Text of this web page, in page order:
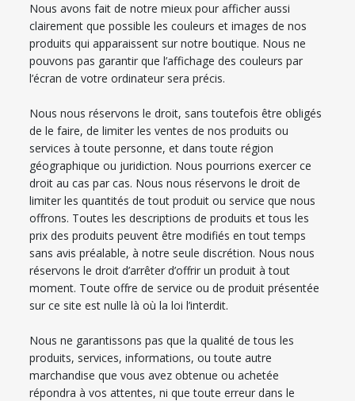
Nous avons fait de notre mieux pour afficher aussi
clairement que possible les couleurs et images de nos
produits qui apparaissent sur notre boutique. Nous ne
pouvons pas garantir que l’affichage des couleurs par
l’écran de votre ordinateur sera précis.
Nous nous réservons le droit, sans toutefois être obligés
de le faire, de limiter les ventes de nos produits ou
services à toute personne, et dans toute région
géographique ou juridiction. Nous pourrions exercer ce
droit au cas par cas. Nous nous réservons le droit de
limiter les quantités de tout produit ou service que nous
offrons. Toutes les descriptions de produits et tous les
prix des produits peuvent être modifiés en tout temps
sans avis préalable, à notre seule discrétion. Nous nous
réservons le droit d’arrêter d’offrir un produit à tout
moment. Toute offre de service ou de produit présentée
sur ce site est nulle là où la loi l’interdit.
Nous ne garantissons pas que la qualité de tous les
produits, services, informations, ou toute autre
marchandise que vous avez obtenue ou achetée
répondra à vos attentes, ni que toute erreur dans le